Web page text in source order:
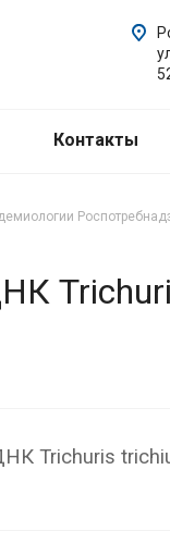
Контакты
Trichuris